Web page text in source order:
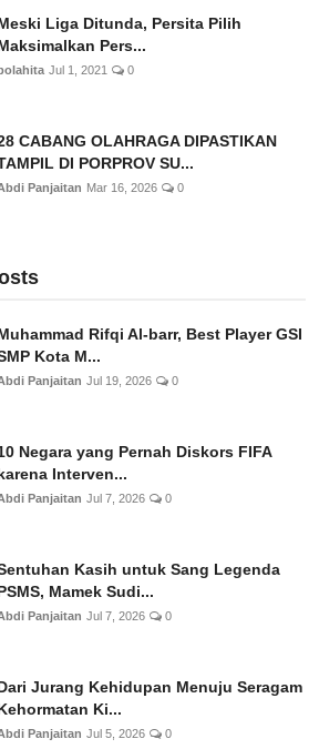
Liga Ditunda, Persita Pilih
Pers...
Jul 1, 2021 0
CABANG OLAHRAGA DIPASTIKAN
DI PORPROV SU...
Panjaitan Mar 16, 2026 0
Rifqi Al-barr, Best Player GSI
Kota M...
Panjaitan Jul 19, 2026 0
Negara yang Pernah Diskors FIFA
Interven...
Panjaitan Jul 7, 2026 0
Kasih untuk Sang Legenda
Mamek Sudi...
Panjaitan Jul 7, 2026 0
Jurang Kehidupan Menuju Seragam
Ki...
Panjaitan Jul 5, 2026 0